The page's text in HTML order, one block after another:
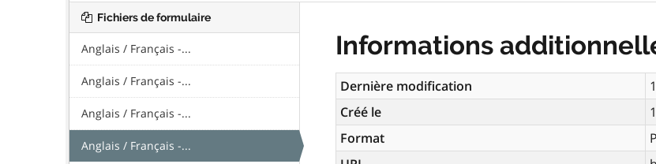
Fichiers de formulaire
Anglais / Français -...
Anglais / Français -...
Anglais / Français -...
Anglais / Français -...
Informations
Dernière modification
Créé le
Format